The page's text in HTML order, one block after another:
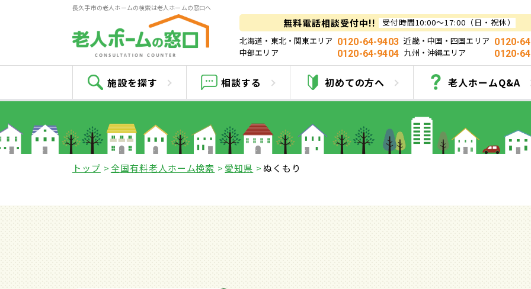
長久手市の老人ホームの検索は老人ホームの窓口へ
無料電話相談受付中!!
受付時間10:00～17:00（日・祝休）
北海道・東北・関東エリア 0120-64-9403 近畿・中国・四国エリア 0120-
中部エリア
0120-64-9404 九州・沖縄エリア 0120-
施設を探す 相談する 初めての方へ 老人ホームQ&A
ぬくもり
トップ 全国有料老人ホーム検索 愛知県 ぬくもり